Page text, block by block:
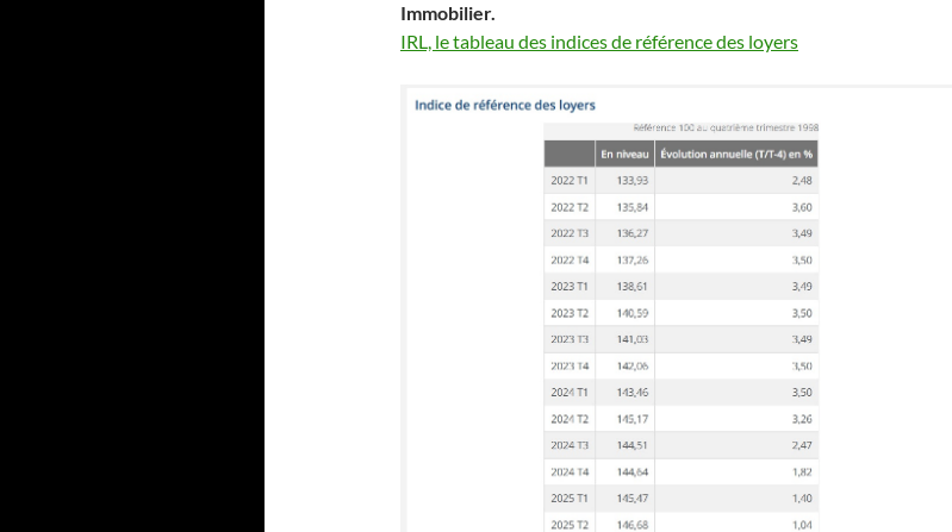
Immobilier.
IRL, le tableau des indices de référence des loyers